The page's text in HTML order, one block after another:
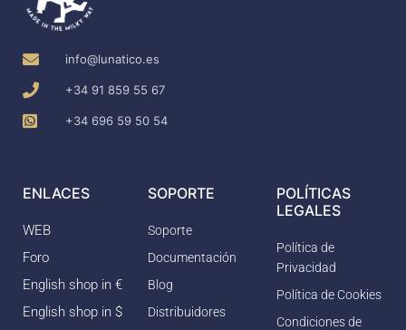
info@lunatico.es
+34 91 859 55 67
+34 696 59 50 54
ENLACES
WEB
Foro
English shop in €
English shop in $
SOPORTE
Soporte
Documentación
Blog
Distribuidores
POLÍTICAS
LEGALES
Política de
Privacidad
Política de Cookies
Condiciones de